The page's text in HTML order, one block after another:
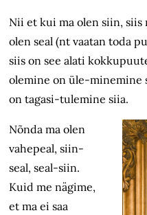
Nii et kui ma olen siin, siis
olen seal (nt vaatan toda
siis on see alati
olemine on üle-minemine
on tagasi-tulemine siia.
Nõnda ma olen
vahepeal, siin-
seal, seal-siin.
Kuid me nägime,
et ma ei saa